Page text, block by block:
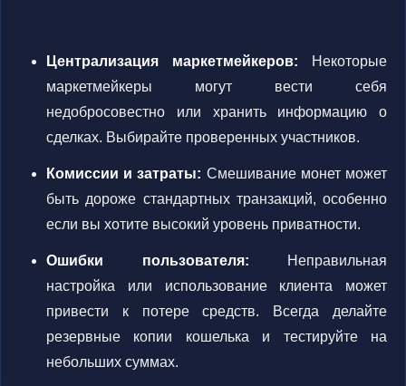
Централизация маркетмейкеров: Некоторые
маркетмейкеры могут вести себя
недобросовестно или хранить информацию о
сделках. Выбирайте проверенных участников.
Комиссии и затраты: Смешивание монет может
быть дороже стандартных транзакций, особенно
если вы хотите высокий уровень приватности.
Ошибки пользователя: Неправильная
настройка или использование клиента может
привести к потере средств. Всегда делайте
резервные копии кошелька и тестируйте на
небольших суммах.